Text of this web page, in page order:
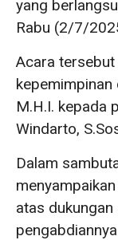
yang
Rabu (2/7/
Acara
kepemimpinan
M.H.I. kepada
Windarto,
Dalam
atas